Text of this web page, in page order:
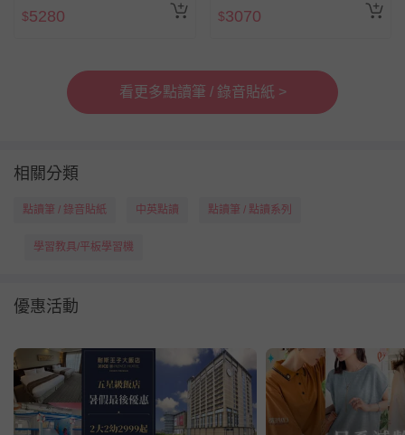
$5280 $3070
看更多點讀筆 / 錄音貼紙 >
相關分類
點讀筆 / 錄音貼紙 中英點讀 點讀筆 / 點讀系列
學習教具/平板學習機
優惠活動